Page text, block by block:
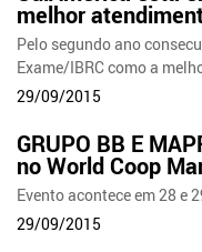
melhor
Pelo segundo ano
Exame/IBRC como a
29/09/2015
GRUPO BB E
no World Coop
Evento acontece em 28 e
29/09/2015